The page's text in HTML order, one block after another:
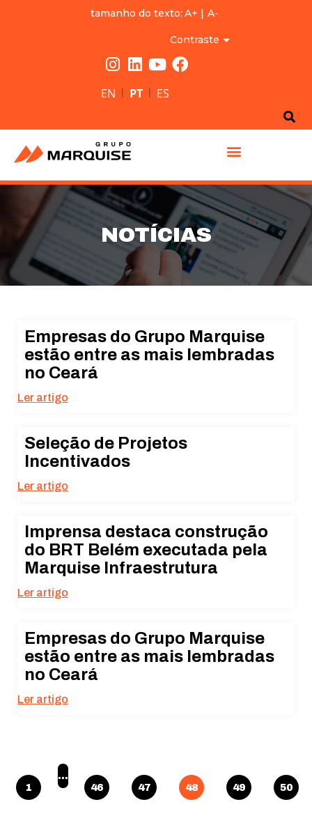
tamanho do texto: A+ | A-
Contraste
EN | PT | ES
NOTÍCIAS
Empresas do Grupo Marquise
estão entre as mais lembradas
no Ceará
Ler artigo
Seleção de Projetos
Incentivados
Ler artigo
Imprensa destaca construção
do BRT Belém executada pela
Marquise Infraestrutura
Ler artigo
Empresas do Grupo Marquise
estão entre as mais lembradas
no Ceará
Ler artigo
1
…
46
47 48 49 50